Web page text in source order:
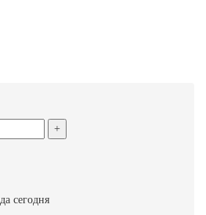
+
cегодня